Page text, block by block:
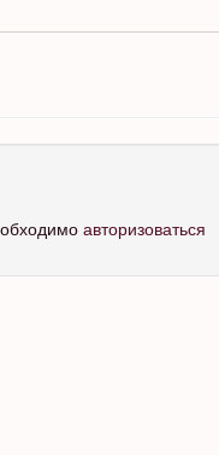
авторизоваться